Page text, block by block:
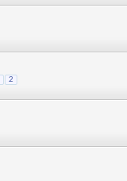
2